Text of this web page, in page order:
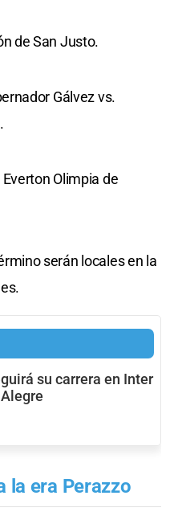
de San Justo.
Gálvez vs.
Olimpia de
serán locales en la
su carrera en Inter
la era Perazzo